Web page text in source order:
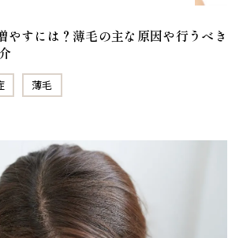
やすには？薄毛の主な原因や行うべき
薄毛